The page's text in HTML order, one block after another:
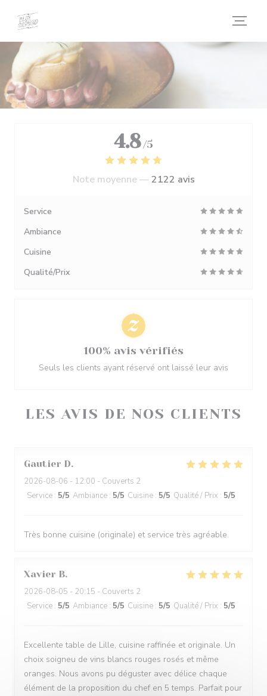
LES AVIS DE NOS CLIENTS
Gautier D
2026-08-06 - 12:00 - Couverts 2
Service : 5/5 Ambiance : 5/5 Cuisine : 5/5 Qualité / Prix : 5/5
Très bonne cuisine (originale) et service très agréable.
Xavier B
2026-08-05 - 20:15 - Couverts 2
Service : 5/5 Ambiance : 5/5 Cuisine : 5/5 Qualité / Prix : 5/5
Excellente table de Lille, cuisine raffinée et originale. Un
choix soigneu de vins blancs rouges rosés et même
oranges. Nous avons pu déguster avec délice chaque
élément de la proposition du chef en 5 temps. Parfait pour
4.8 /5
Note moyenne —2122 avis
Service
Ambiance
Cuisine
Qualité/Prix
100% avis vérifiés
Seuls les clients ayant réservé ont laissé leur avis